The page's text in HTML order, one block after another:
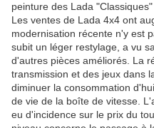
peinture des Lada "Classiques"
Les ventes de Lada 4x4 ont
modernisation récente n'y est
subit un léger restylage, a vu
d'autres pièces améliorés. La
transmission et des jeux dans
diminuer la consommation
de vie de la boîte de vitesse.
eu d'incidence sur le prix du